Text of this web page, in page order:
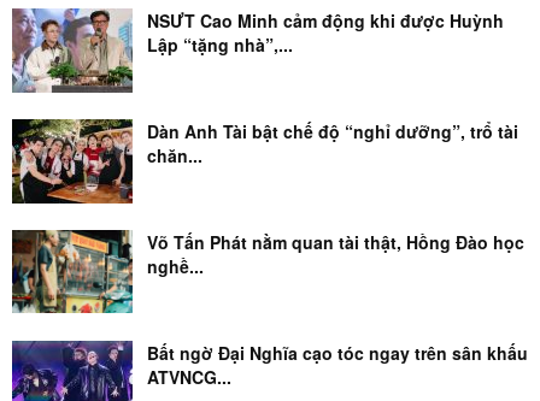
NSƯT Cao Minh cảm động khi được Huỳnh
Lập “tặng nhà”,...
Dàn Anh Tài bật chế độ “nghỉ dưỡng”, trổ tài
chăn...
Võ Tấn Phát nằm quan tài thật, Hồng Đào học
nghề...
Bất ngờ Đại Nghĩa cạo tóc ngay trên sân khấu
ATVNCG...